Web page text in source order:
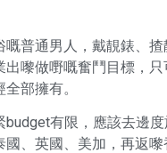
嘅普通男人，戴靚錶、
出嚟做嘢嘅奮鬥目標，
部擁有。
有限，應該去邊度
國、英國、美加，再返